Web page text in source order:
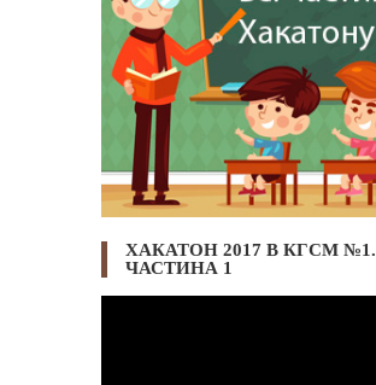
ХАКАТОН 2017 В КГСМ №1.
ЧАСТИНА 1